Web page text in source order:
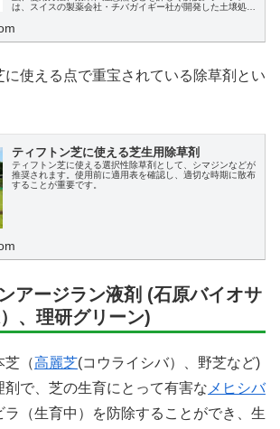
は、スイスの製薬会社・チバガイギー社が開発した土壌処理
に使える点で重宝されている除草剤とい
ティフトン芝に使える芝生用除草剤
ティフトン芝に使える選択性除草剤として、シマジンなどが
推奨されます。使用前に適用表を確認し、適切な時期に散布
することが重要です。
アージラン液剤 (石原バイオサ
、理研グリーン)
芝（高麗芝(コウライシバ）、野芝など)
剤で、芝の生育にとって有害な メヒシバ
ラ（生育中）を防除することができ、生